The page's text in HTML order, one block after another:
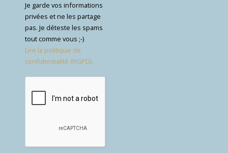
Je garde vos informations
privées et ne les partage
pas. Je déteste les spams
tout comme vous ;-)
Lire la politique de
confidentialité (RGPD).